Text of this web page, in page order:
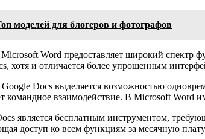
моделей для блогеров и фотографов
Microsoft Word предоставляет широкий спектр
хотя и отличается более упрощенным
Google Docs выделяется возможностью
командное взаимодействие. В Microsoft Word
является бесплатным инструментом,
доступ ко всем функциям за месячную